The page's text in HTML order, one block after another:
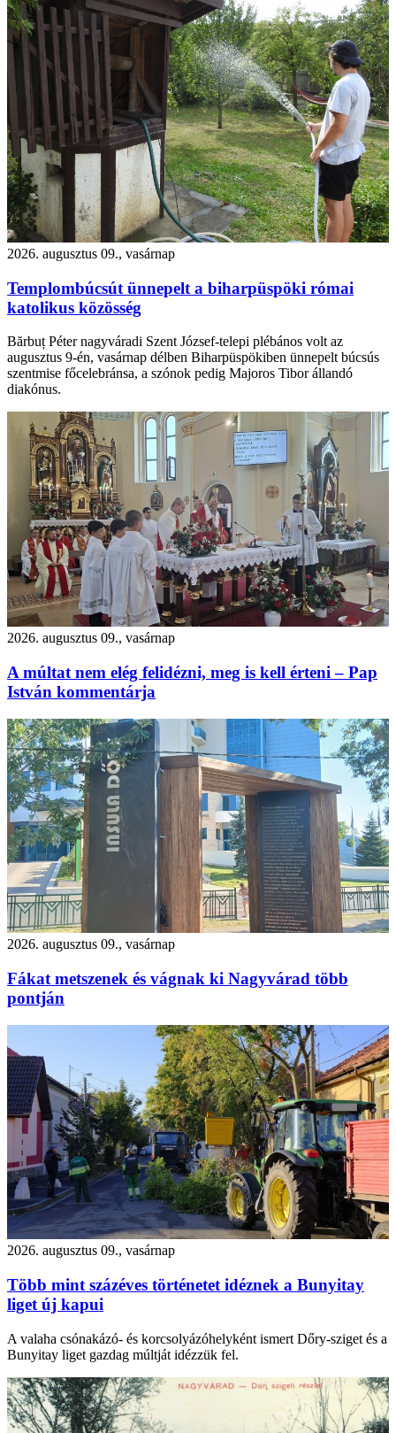
2026. augusztus 09., vasárnap
Templombúcsút ünnepelt a biharpüspöki római
katolikus közösség
Bărbuț Péter nagyváradi Szent József-telepi plébános volt az
augusztus 9-én, vasárnap délben Biharpüspökiben ünnepelt búcsús
szentmise főcelebránsa, a szónok pedig Majoros Tibor állandó
diakónus.
2026. augusztus 09., vasárnap
A múltat nem elég felidézni, meg is kell érteni – Pap
István kommentárja
2026. augusztus 09., vasárnap
Fákat metszenek és vágnak ki Nagyvárad több
pontján
2026. augusztus 09., vasárnap
Több mint százéves történetet idéznek a Bunyitay
liget új kapui
A valaha csónakázó- és korcsolyázóhelyként ismert Dőry-sziget és a
Bunyitay liget gazdag múltját idézzük fel.